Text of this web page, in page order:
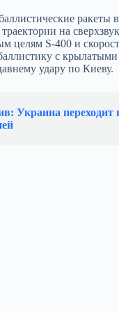
на
целям S‑400 и
с
удару по Киеву.
Украина переходит